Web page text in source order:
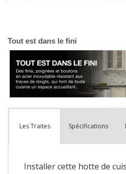
Les Traites Spécifications
Installer cette hotte de